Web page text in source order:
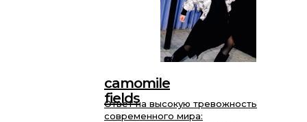
Ответ на высокую тревожность
современного мира:
camomile
fields